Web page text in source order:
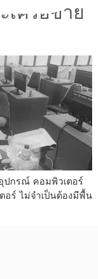
เครือข่าย
ปกรณ์ คอมพิวเตอร์
อร์ ไม่จำเป็นต้องมีพื้น